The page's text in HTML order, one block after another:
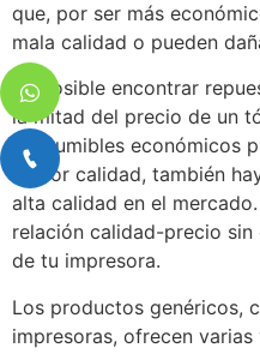
que, por ser más
mala calidad o pueden
Es posible encontrar
la mitad del precio de un
consumibles económicos
menor calidad, también
alta calidad en el
relación calidad-precio
de tu impresora.
Los productos genéricos,
impresoras, ofrecen varias